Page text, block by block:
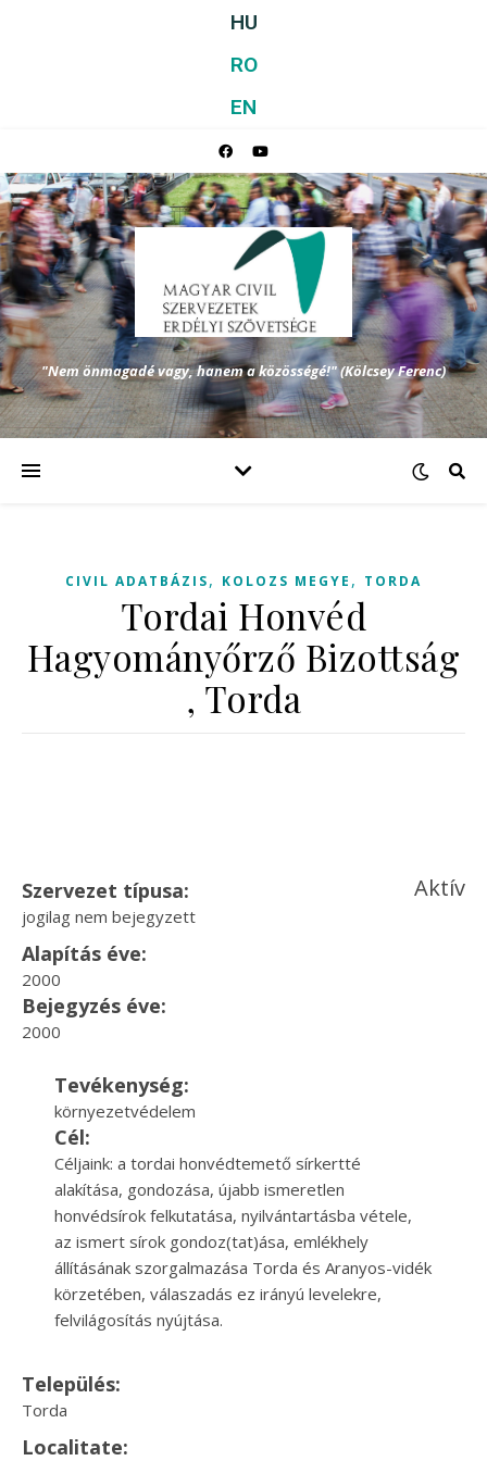
HU
RO
EN
"Nem önmagadé vagy, hanem a közösségé!" (Kölcsey Ferenc)
CIVIL ADATBÁZIS, KOLOZS MEGYE , TORDA
Tordai Honvéd
Hagyományőrző Bizottság
, Torda
Szervezet típusa:
jogilag nem bejegyzett
Aktív
Alapítás éve:
2000
Bejegyzés éve:
2000
Tevékenység:
környezetvédelem
Cél:
Céljaink: a tordai honvédtemető sírkertté
alakítása, gondozása, újabb ismeretlen
honvédsírok felkutatása, nyilvántartásba vétele,
az ismert sírok gondoz(tat)ása, emlékhely
állításának szorgalmazása Torda és Aranyos-vidék
körzetében, válaszadás ez irányú levelekre,
felvilágosítás nyújtása.
Település:
Torda
Localitate: